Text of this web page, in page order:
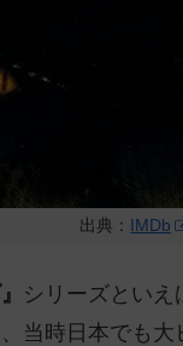
出典： IMDb
シリーズといえ
当時日本でも大